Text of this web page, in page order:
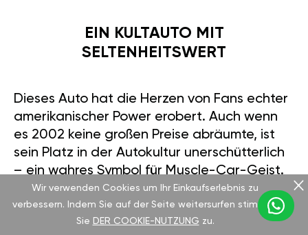
EIN KULTAUTO MIT
SELTENHEITSWERT
Dieses Auto hat die Herzen von Fans echter
amerikanischer Power erobert. Auch wenn
es 2002 keine großen Preise abräumte, ist
sein Platz in der Autokultur unerschütterlich
– ein wahres Symbol für Muscle-Car-Geist.
In Deutschland ist es eine Rarität, meist nur
über Importe zu bekommen. Weltweit
wurden 2002 etwa 42.098 Einheiten
Wir verwenden Cookies um Ihr Einkaufserlebnis zu
verbessern. Indem Sie auf der Seite weitersurfen stimmen
Sie DER COOKIE-NUTZUNG zu.